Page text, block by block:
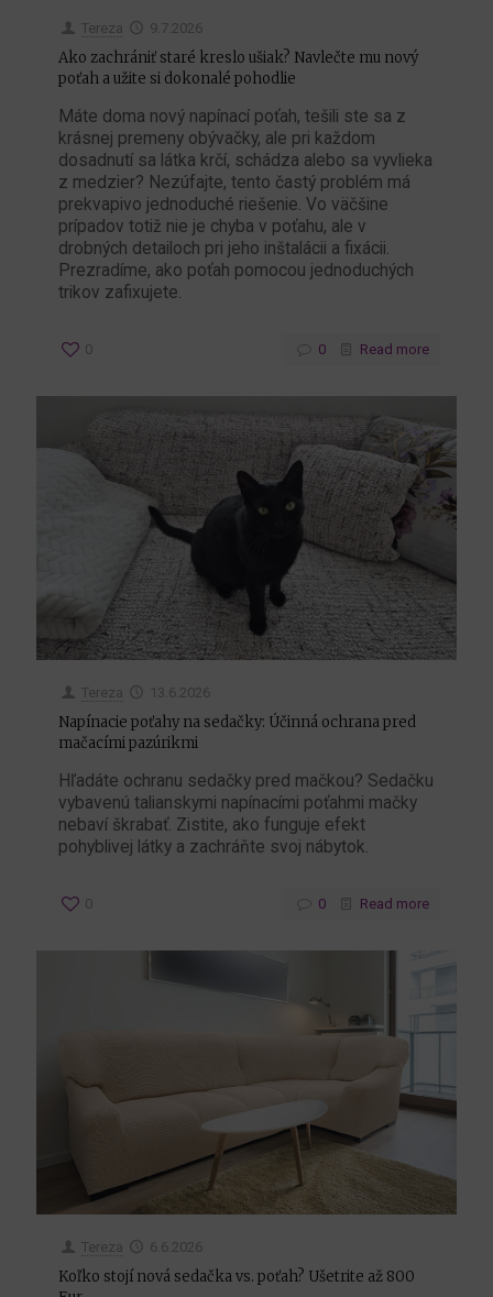
Tereza 9.7.2026
Ako zachrániť staré kreslo ušiak? Navlečte mu nový
poťah a užite si dokonalé pohodlie
Máte doma nový napínací poťah, tešili ste sa z
krásnej premeny obývačky, ale pri každom
dosadnutí sa látka krčí, schádza alebo sa vyvlieka
z medzier? Nezúfajte, tento častý problém má
prekvapivo jednoduché riešenie. Vo väčšine
prípadov totiž nie je chyba v poťahu, ale v
drobných detailoch pri jeho inštalácii a fixácii.
Prezradíme, ako poťah pomocou jednoduchých
trikov zafixujete.
0 0 Read more
Tereza 13.6.2026
Napínacie poťahy na sedačky: Účinná ochrana pred
mačacími pazúrikmi
Hľadáte ochranu sedačky pred mačkou? Sedačku
vybavenú talianskymi napínacími poťahmi mačky
nebaví škrabať. Zistite, ako funguje efekt
pohyblivej látky a zachráňte svoj nábytok.
0 0 Read more
Tereza 6.6.2026
Koľko stojí nová sedačka vs. poťah? Ušetrite až 800